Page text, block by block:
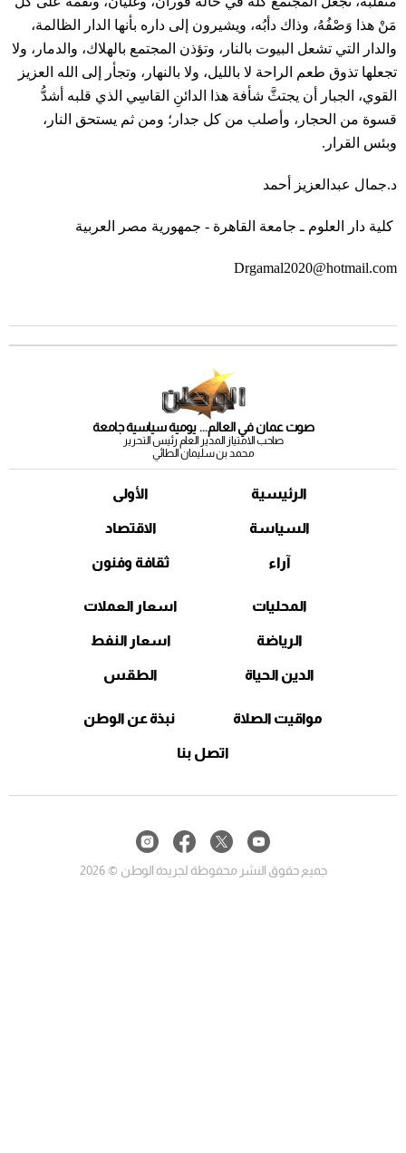
مَنْ هذا وَصْفُهُ، وذاك دأبُه، ويشيرون إلى داره بأنها الدار الظالمة،
والدار التي تشعل البيوت بالنار، وتؤذن المجتمع بالهلاك، والدمار، ولا
تجعلها تذوق طعم الراحة لا بالليل، ولا بالنهار، وتجأر إلى الله العزيز
القوي، الجبار أن يجتثَّ شأفة هذا الدائنِ القاسِي الذي قلبه أشدُّ
قسوة من الحجار، وأصلب من كل جدار؛ ومن ثم يستحق النار،
وبئس القرار.
د.جمال عبدالعزيز أحمد
كلية دار العلوم ـ جامعة القاهرة - جمهورية مصر العربية
Drgamal2020@hotmail.com
صوت عمان في العالم... يومية سياسية جامعة
صاحب الامتياز المدير العام رئيس التحرير
محمد بن سليمان الطائي
الرئيسية
السياسة
آراء
الأولى
الاقتصاد
ثقافة وفنون
المحليات
الرياضة
الدين الحياة
اسعار العملات
اسعار النفط
الطقس
مواقيت الصلاة نبذة عن الوطن
اتصل بنا
جميع حقوق النشر محفوظة لجريدة الوطن © 2026